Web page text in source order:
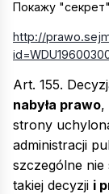
Покажу
http://
Art. 155.
nabyła prawo,
strony
administracji
szczególne nie
takiej decyzji i